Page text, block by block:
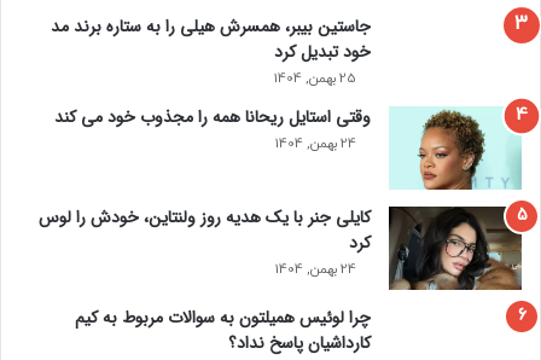
جاستین بیبر، همسرش هیلی را به ستاره برند مد
خود تبدیل کرد
25 بهمن, 1404
وقتی استایل ریحانا همه را مجذوب خود می‌ کند
24 بهمن, 1404
کایلی جنر با یک هدیه روز ولنتاین، خودش را لوس
کرد
24 بهمن, 1404
چرا لوئیس همیلتون به سوالات مربوط به کیم
کارداشیان پاسخ نداد؟